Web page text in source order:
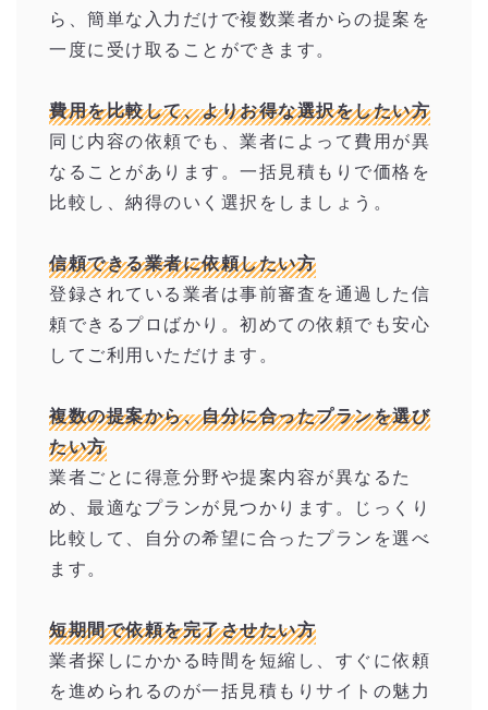
ら、簡単な入力だけで複数業者からの提案を
一度に受け取ることができます。
費用を比較して、よりお得な選択をしたい方
同じ内容の依頼でも、業者によって費用が異
なることがあります。一括見積もりで価格を
比較し、納得のいく選択をしましょう。
信頼できる業者に依頼したい方
登録されている業者は事前審査を通過した信
頼できるプロばかり。初めての依頼でも安心
してご利用いただけます。
複数の提案から、自分に合ったプランを選び
たい方
業者ごとに得意分野や提案内容が異なるた
め、最適なプランが見つかります。じっくり
比較して、自分の希望に合ったプランを選べ
ます。
短期間で依頼を完了させたい方
業者探しにかかる時間を短縮し、すぐに依頼
を進められるのが一括見積もりサイトの魅力